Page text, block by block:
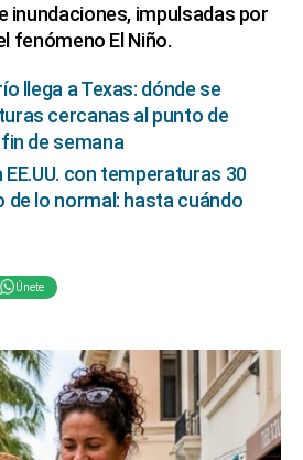
inundaciones, impulsadas por
fenómeno El Niño.
llega a Texas: dónde se
cercanas al punto de
de semana
con temperaturas 30
de lo normal: hasta cuándo
Únete